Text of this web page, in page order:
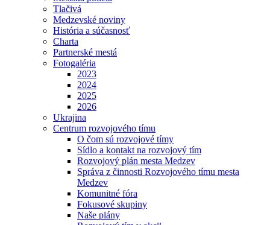
Tlačivá
Medzevské noviny
História a súčasnosť
Charta
Partnerské mestá
Fotogaléria
2023
2024
2025
2026
Ukrajina
Centrum rozvojového tímu
O čom sú rozvojové tímy
Sídlo a kontakt na rozvojový tím
Rozvojový plán mesta Medzev
Správa z činnosti Rozvojového tímu mesta
Medzev
Komunitné fóra
Fokusové skupiny
Naše plány